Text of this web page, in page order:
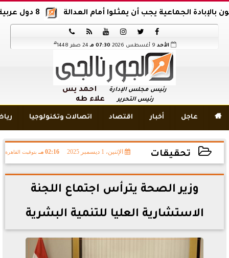
8 دول عربية وإسلامية تدين اقتحام المسجد الأقصى الجماعية يجب أن يمثلوا أمام العدالة






الأحد 07:30 مـ 24 صفر 1448 هـ
رئيس مجلس الإدارة أحمد يس
رئيس التحرير علاء طه
 عاجل أخبار اقتصاد اتصالات وتكنولوجيا
تحقيقات الإثنين، 1 ديسمبر 2025 02:16 مـ بتوقيت القاهرة
2025-12-01 14:16:58
وزير الصحة يترأس اجتماع اللجنة
الاستشارية العليا للتنمية البشرية